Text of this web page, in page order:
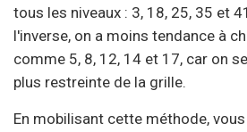
tous les niveaux : 3, 18, 25, 35 et
l'inverse, on a moins tendance à
comme 5, 8, 12, 14 et 17, car on
plus restreinte de la grille.
En mobilisant cette méthode,